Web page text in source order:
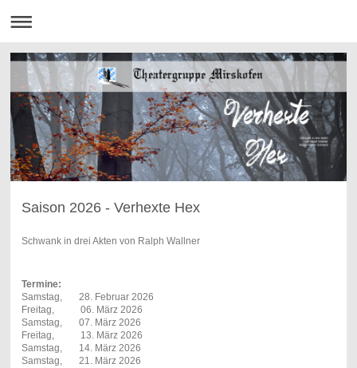
Saison 2026 - Verhexte Hex
Schwank in drei Akten von Ralph Wallner
Termine:
Samstag, 28. Februar 2026
Freitag, 06. März 2026
Samstag, 07. März 2026
Freitag, 13. März 2026
Samstag, 14. März 2026
Samstag, 21. März 2026